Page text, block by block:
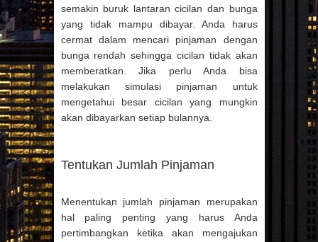
semakin buruk lantaran cicilan dan bunga
yang tidak mampu dibayar. Anda harus
cermat dalam mencari pinjaman dengan
bunga rendah sehingga cicilan tidak akan
memberatkan. Jika perlu Anda bisa
melakukan simulasi pinjaman untuk
mengetahui besar cicilan yang mungkin
akan dibayarkan setiap bulannya.
Tentukan Jumlah Pinjaman
Menentukan jumlah pinjaman merupakan
hal paling penting yang harus Anda
pertimbangkan ketika akan mengajukan